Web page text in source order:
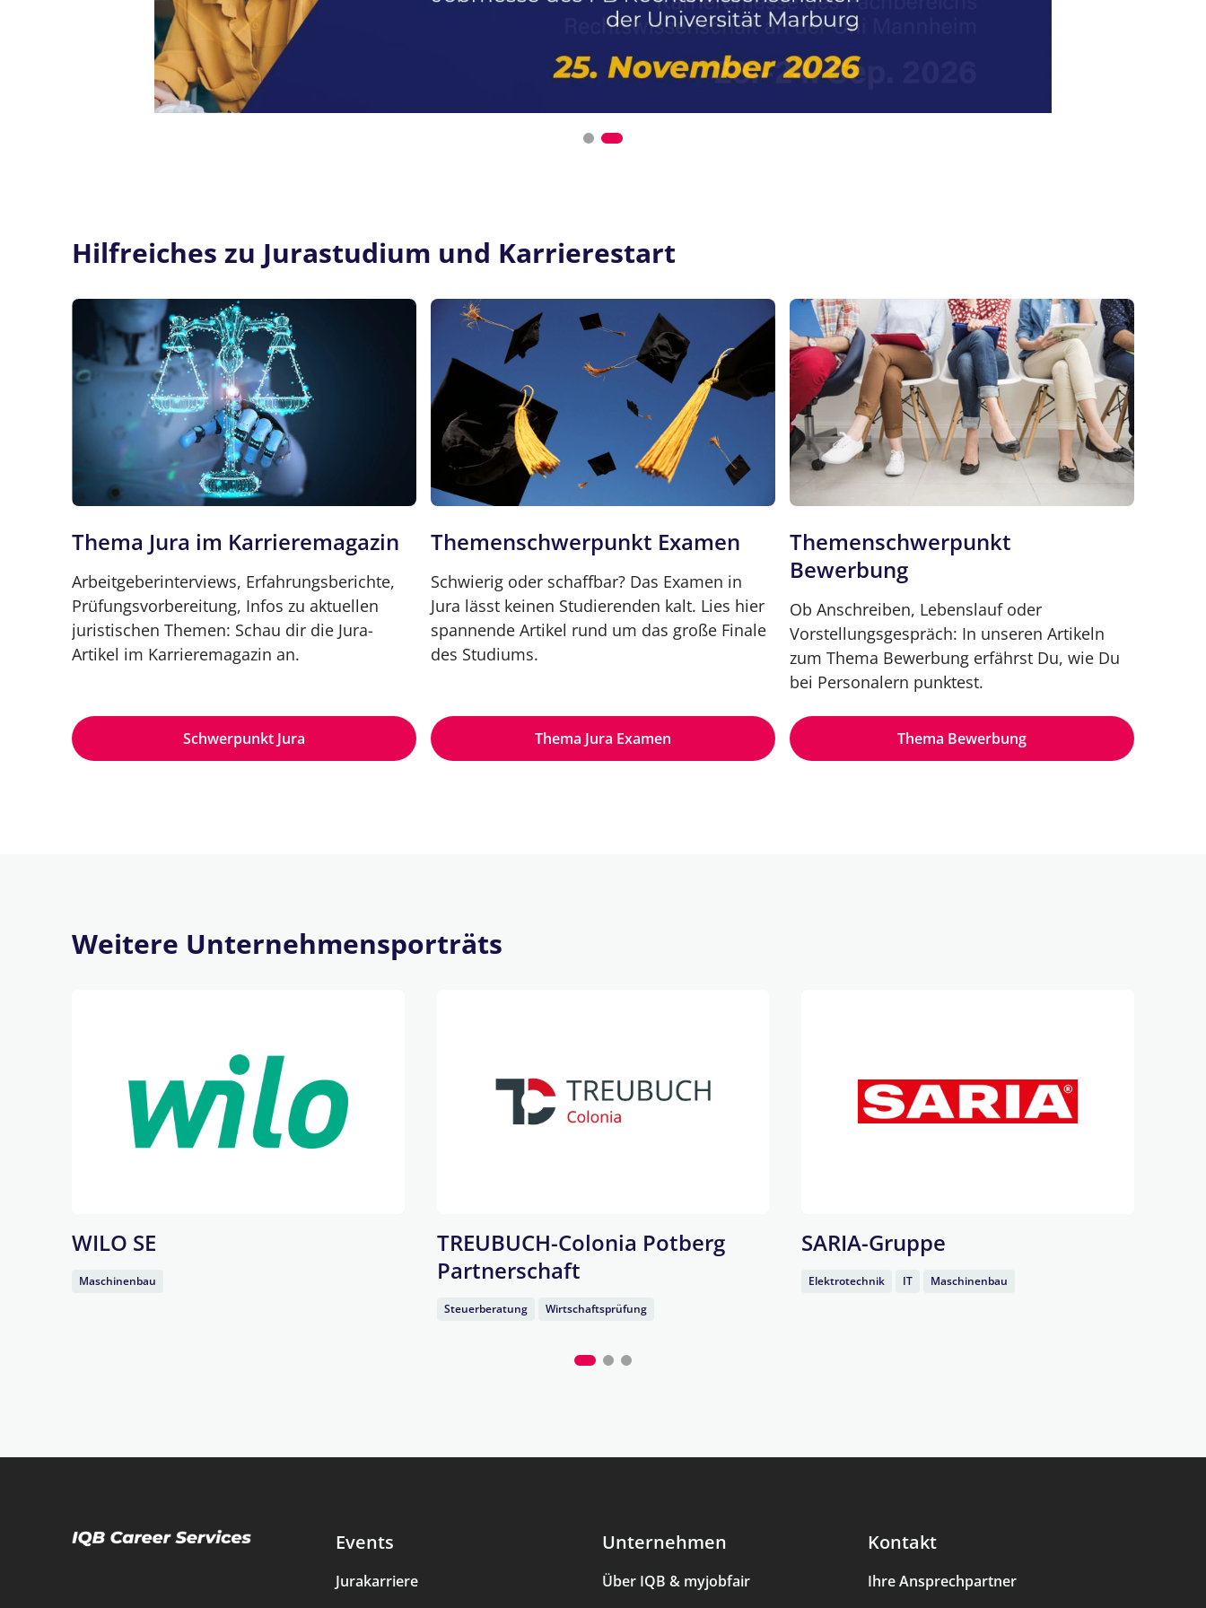
Hilfreiches zu Jurastudium und Karrierestart
Thema Jura im Karrieremagazin
Arbeitgeberinterviews, Erfahrungsberichte,
Prüfungsvorbereitung, Infos zu aktuellen
juristischen Themen: Schau dir die Jura-
Artikel im Karrieremagazin an.
Schwerpunkt Jura
Themenschwerpunkt Examen
Schwierig oder schaffbar? Das Examen in
Jura lässt keinen Studierenden kalt. Lies hier
spannende Artikel rund um das große Finale
des Studiums.
Thema Jura Examen
Themenschwerpunkt
Bewerbung
Ob Anschreiben, Lebenslauf oder
Vorstellungsgespräch: In unseren Artikeln
zum Thema Bewerbung erfährst Du, wie Du
bei Personalern punktest.
Thema Bewerbung
Weitere Unternehmensporträts
WILO SE
Maschinenbau
TREUBUCH-Colonia Potberg
Partnerschaft
Steuerberatung Wirtschaftsprüfung
SARIA-Gruppe
Elektrotechnik IT Maschinenbau
Events
Jurakarriere
Unternehmen
Über IQB & myjobfair
Kontakt
Ihre Ansprechpartner